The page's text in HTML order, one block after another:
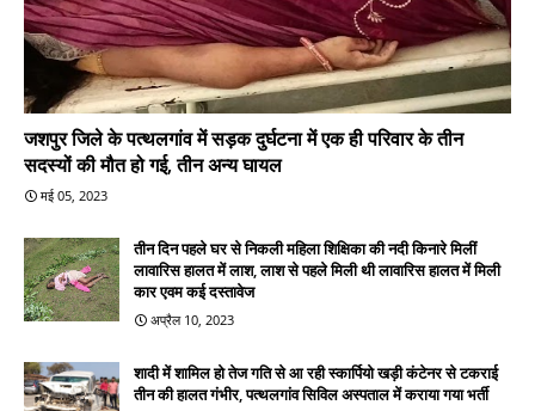
जशपुर जिले के पत्थलगांव में सड़क दुर्घटना में एक ही परिवार के तीन
सदस्यों की मौत हो गई, तीन अन्य घायल
मई 05, 2023
तीन दिन पहले घर से निकली महिला शिक्षिका की नदी किनारे मिलीं
लावारिस हालत में लाश, लाश से पहले मिली थी लावारिस हालत में मिली
कार एवम कई दस्तावेज
अप्रैल 10, 2023
शादी में शामिल हो तेज गति से आ रही स्कार्पियो खड़ी कंटेनर से टकराई
तीन की हालत गंभीर, पत्थलगांव सिविल अस्पताल में कराया गया भर्ती